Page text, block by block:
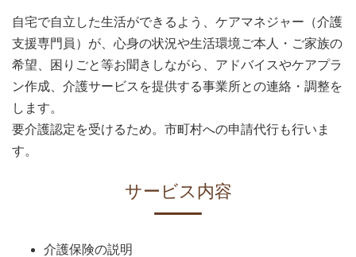
自宅で自立した生活ができるよう、ケアマネジャー（介護
支援専門員）が、心身の状況や生活環境ご本人・ご家族の
希望、困りごと等お聞きしながら、アドバイスやケアプラ
ン作成、介護サービスを提供する事業所との連絡・調整を
します。
要介護認定を受けるため。市町村への申請代行も行いま
す。
サービス内容
介護保険の説明